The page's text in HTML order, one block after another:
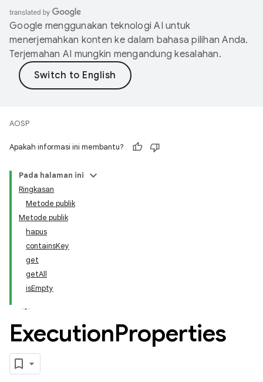
Google menggunakan teknologi AI untuk
menerjemahkan konten ke dalam bahasa pilihan Anda.
Terjemahan AI mungkin mengandung kesalahan.
AOSP
Apakah informasi ini membantu?
Pada halaman ini
Ringkasan
Metode publik
Metode publik
hapus
containsKey
get
getAll
isEmpty
ExecutionProperties